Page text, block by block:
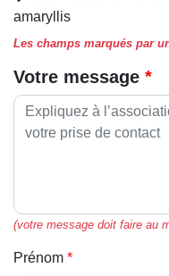
amaryllis
Les champs marqués par
Votre message
(votre message doit faire au
Prénom